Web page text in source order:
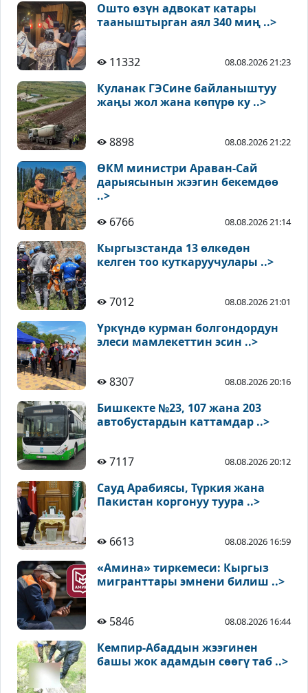
Ошто өзүн адвокат катары
тааныштырган аял 340 миң ..>
11332 08.08.2026 21:23
Куланак ГЭСине байланыштуу
жаңы жол жана көпүрө ку ..>
8898 08.08.2026 21:22
ӨКМ министри Араван-Сай
дарыясынын жээгин бекемдөө
..>
6766
08.08.2026 21:14
Кыргызстанда 13 өлкөдөн
келген тоо куткаруучулары ..>
7012 08.08.2026 21:01
Үркүндө курман болгондордун
элеси мамлекеттин эсин ..>
8307 08.08.2026 20:16
Бишкекте №23, 107 жана 203
автобустардын каттамдар ..>
7117 08.08.2026 20:12
Сауд Арабиясы, Түркия жана
Пакистан коргонуу туура ..>
6613 08.08.2026 16:59
«Амина» тиркемеси: Кыргыз
мигранттары эмнени билиш ..>
5846 08.08.2026 16:44
Кемпир-Абаддын жээгинен
башы жок адамдын сөөгү таб ..>